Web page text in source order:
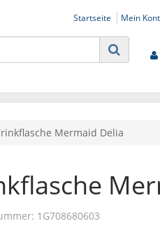
Startseite Mein
Mermaid Delia
1G708680603